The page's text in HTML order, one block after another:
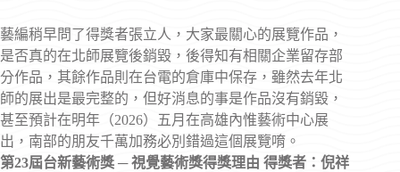
藝編稍早問了得獎者張立人，大家最關心的展覽作品，
是否真的在北師展覽後銷毀，後得知有相關企業留存部
分作品，其餘作品則在台電的倉庫中保存，雖然去年北
師的展出是最完整的，但好消息的事是作品沒有銷毀，
甚至預計在明年（2026）五月在高雄內惟藝術中心展
出，南部的朋友千萬加務必別錯過這個展覽唷。
第23屆台新藝術獎 ─ 視覺藝術獎得獎理由 得獎者：倪祥